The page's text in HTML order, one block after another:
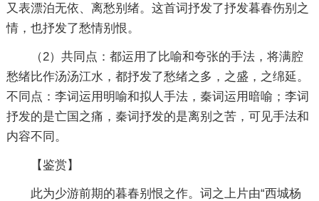
又表漂泊无依、离愁别绪。这首词抒发了抒发暮春伤别之
情，也抒发了愁情别恨。
（2）共同点：都运用了比喻和夸张的手法，将满腔
愁绪比作汤汤江水，都抒发了愁绪之多，之盛，之绵延。
不同点：李词运用明喻和拟人手法，秦词运用暗喻；李词
抒发的是亡国之痛，秦词抒发的是离别之苦，可见手法和
内容不同。
【鉴赏】
此为少游前期的暮春别恨之作。词之上片由“西城杨